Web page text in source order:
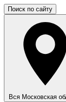
Поиск по сайту
Вся Московская